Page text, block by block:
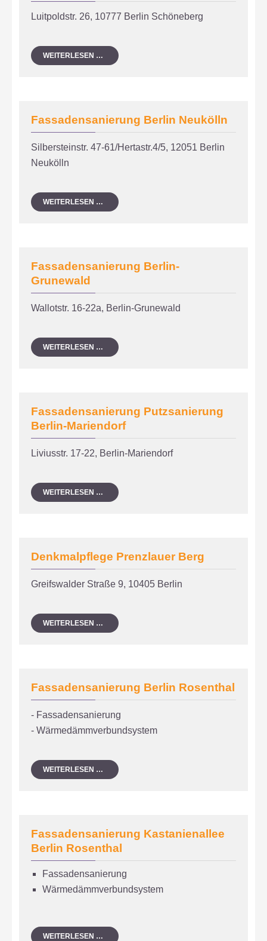
Luitpoldstr. 26, 10777 Berlin Schöneberg
WEITERLESEN … STUCKARBEITEN
BERLIN
Fassadensanierung Berlin Neukölln
Silbersteinstr. 47-61/Hertastr.4/5, 12051 Berlin
Neukölln
WEITERLESEN … FASSADENSANIERUNG
BERLIN
Fassadensanierung Berlin-
Grunewald
Wallotstr. 16-22a, Berlin-Grunewald
WEITERLESEN … FASSADENSANIERUNG
BERLIN-
Fassadensanierung Putzsanierung
Berlin-Mariendorf
Liviusstr. 17-22, Berlin-Mariendorf
WEITERLESEN … FASSADENSANIERUNG
PUTZSANIERUNG
Denkmalpflege Prenzlauer Berg
Greifswalder Straße 9, 10405 Berlin
WEITERLESEN … DENKMALPFLEGE
PRENZLAUER
Fassadensanierung Berlin Rosenthal
- Fassadensanierung
- Wärmedämmverbundsystem
WEITERLESEN … FASSADENSANIERUNG
BERLIN
Fassadensanierung Kastanienallee
Berlin Rosenthal
Fassadensanierung
Wärmedämmverbundsystem
WEITERLESEN … FASSADENSANIERUNG